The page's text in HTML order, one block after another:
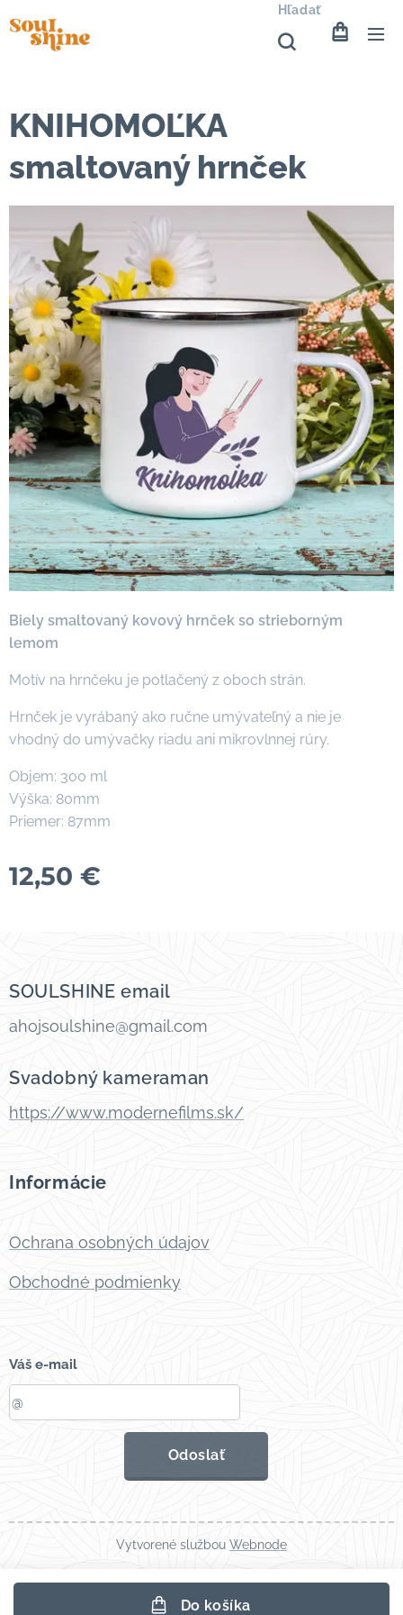
Hľadať
KNIHOMOĽKA
smaltovaný hrnček
Biely smaltovaný kovový hrnček so strieborným
lemom
Motív na hrnčeku je potlačený z oboch strán.
Hrnček je vyrábaný ako ručne umývateľný a nie je
vhodný do umývačky riadu ani mikrovlnnej rúry.
Objem: 300 ml
Výška: 80mm
Priemer: 87mm
12,50 €
Do košíka
SOULSHINE email
ahojsoulshine@gmail.com
Svadobný kameraman
https://www.modernefilms.sk/
Informácie
Ochrana osobných údajov
Obchodné podmienky
Váš e-mail
Odoslať
Vytvorené službou Webnode